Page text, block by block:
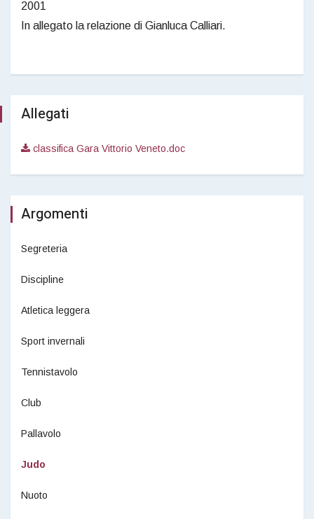
2001
In allegato la relazione di Gianluca Calliari.
Allegati
classifica Gara Vittorio Veneto.doc
Argomenti
Segreteria
Discipline
Atletica leggera
Sport invernali
Tennistavolo
Club
Pallavolo
Judo
Nuoto